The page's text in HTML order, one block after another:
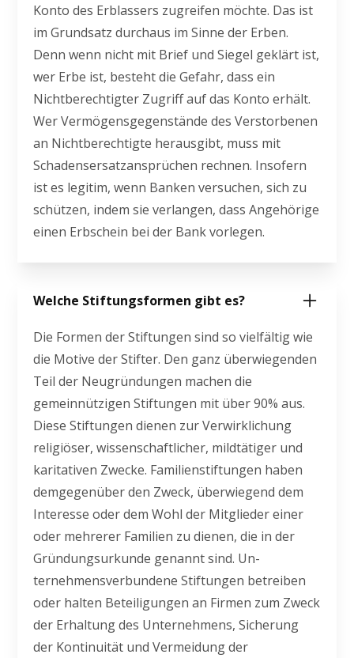
Konto des Erblassers zugreifen möchte. Das ist
im Grundsatz durchaus im Sinne der Erben.
Denn wenn nicht mit Brief und Siegel geklärt ist,
wer Erbe ist, besteht die Gefahr, dass ein
Nichtberechtigter Zugriff auf das Konto erhält.
Wer Vermögensgegenstände des Verstorbenen
an Nichtberechtigte herausgibt, muss mit
Schadensersatzansprüchen rechnen. Insofern
ist es legitim, wenn Banken versuchen, sich zu
schützen, indem sie verlangen, dass Angehörige
einen Erbschein bei der Bank vorlegen.
Welche Stiftungsformen gibt es?
Die Formen der Stiftungen sind so vielfältig wie
die Motive der Stifter. Den ganz überwiegenden
Teil der Neugründungen machen die
gemeinnützigen Stiftungen mit über 90% aus.
Diese Stiftungen dienen zur Verwirklichung
religiöser, wissenschaftlicher, mildtätiger und
karitativen Zwecke. Familienstiftungen haben
demgegenüber den Zweck, überwiegend dem
Interesse oder dem Wohl der Mitglieder einer
oder mehrerer Familien zu dienen, die in der
Gründungsurkunde genannt sind. Un-
ternehmensverbundene Stiftungen betreiben
oder halten Beteiligungen an Firmen zum Zweck
der Erhaltung des Unternehmens, Sicherung
der Kontinuität und Vermeidung der